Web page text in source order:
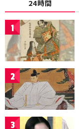
24時間
1
2
3